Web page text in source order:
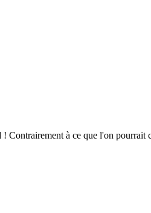
Contrairement à ce que l'on pourrait